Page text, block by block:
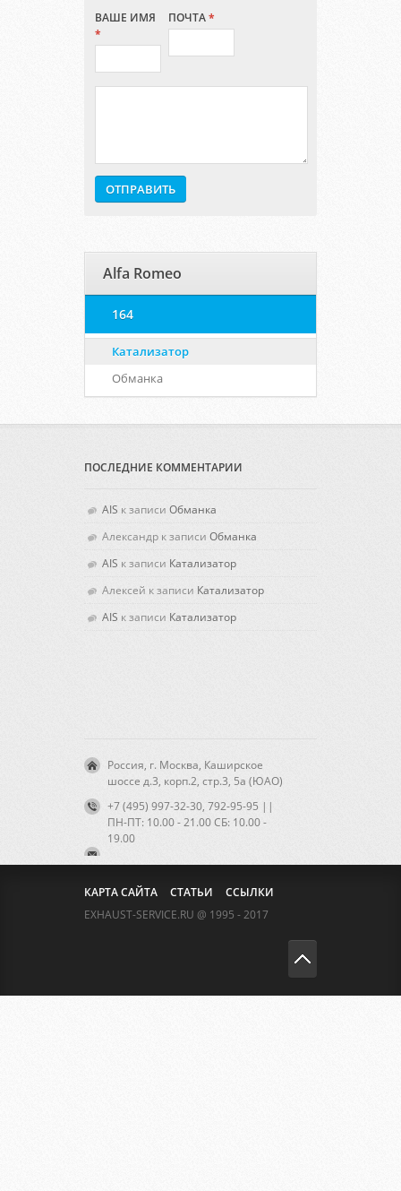
ВАШЕ ИМЯ
*
ПОЧТА*
Alfa Romeo
164
Катализатор
Обманка
ПОСЛЕДНИЕ КОММЕНТАРИИ
AIS к записи Обманка
Александр к записи Обманка
AIS к записи Катализатор
Алексей к записи Катализатор
AIS к записи Катализатор
Россия, г. Москва, Каширское
шоссе д.3, корп.2, стр.3, 5а (ЮАО)
+7 (495) 997-32-30, 792-95-95 ||
ПН-ПТ: 10.00 - 21.00 CБ: 10.00 -
19.00
КАРТА САЙТА СТАТЬИ
ССЫЛКИ
EXHAUST-SERVICE.RU @ 1995 - 2017